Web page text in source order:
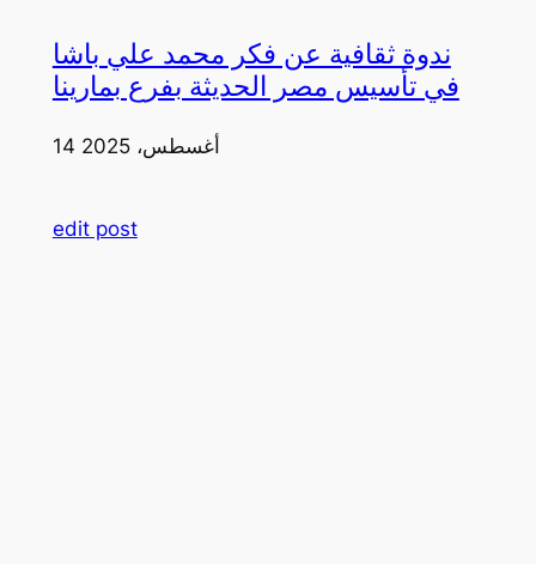
ندوة ثقافية عن فكر محمد علي باشا
في تأسيس مصر الحديثة بفرع بمارينا
14 أغسطس، 2025
edit post